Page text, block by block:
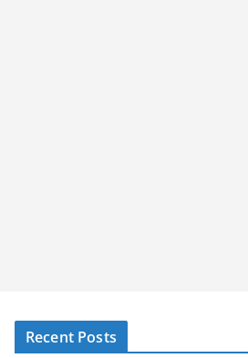
Recent Posts